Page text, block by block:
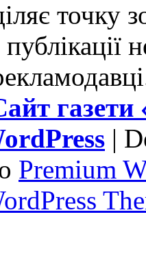
точку
|
Premium